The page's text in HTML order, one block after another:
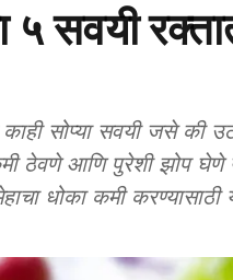
५ सवयी
सोप्या सवयी जसे की
ठेवणे आणि पुरेशी झोप घेणे
धोका कमी करण्यासाठी